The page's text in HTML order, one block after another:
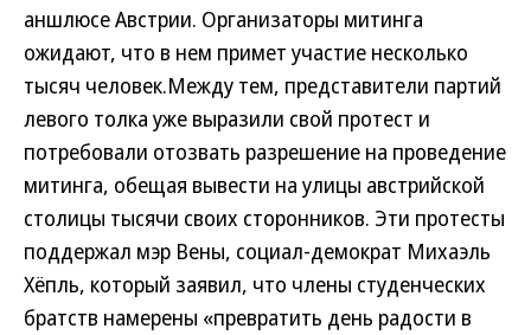
аншлюсе Австрии. Организаторы митинга
ожидают, что в нем примет участие несколько
тысяч человек.Между тем, представители партий
левого толка уже выразили свой протест и
потребовали отозвать разрешение на проведение
митинга, обещая вывести на улицы австрийской
столицы тысячи своих сторонников. Эти протесты
поддержал мэр Вены, социал-демократ Михаэль
Хёпль, который заявил, что члены студенческих
братств намерены «превратить день радости в